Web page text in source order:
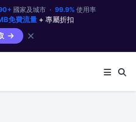
國家及城市 · 99.9%使用率
免費流量 + 專屬折扣
✕